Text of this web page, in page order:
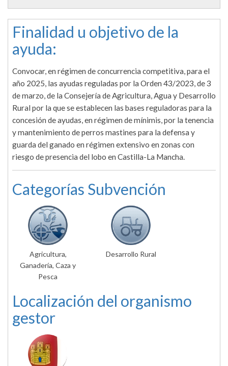
Finalidad u objetivo de la
ayuda:
Convocar, en régimen de concurrencia competitiva, para el
año 2025, las ayudas reguladas por la Orden 43/2023, de 3
de marzo, de la Consejería de Agricultura, Agua y Desarrollo
Rural por la que se establecen las bases reguladoras para la
concesión de ayudas, en régimen de mínimis, por la tenencia
y mantenimiento de perros mastines para la defensa y
guarda del ganado en régimen extensivo en zonas con
riesgo de presencia del lobo en Castilla-La Mancha.
Categorías Subvención
Agricultura,
Ganadería, Caza y
Pesca
Desarrollo Rural
Localización del organismo
gestor